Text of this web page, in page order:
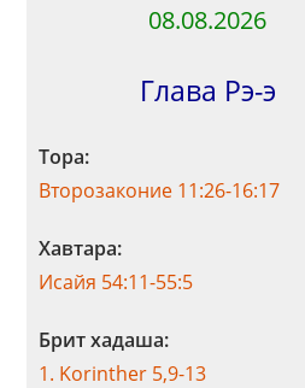
08.08.2026
Глава Рэ-э
Тора:
Второзаконие 11:26-16:17
Хавтара:
Исайя 54:11-55:5
Брит хадаша:
1. Korinther 5,9-13